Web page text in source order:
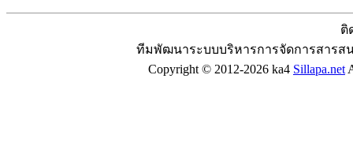
ติ
ทีมพัฒนาระบบบริหารการจัดการสารส
Copyright © 2012-2026 ka4 Sillapa.net